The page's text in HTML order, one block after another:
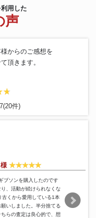
用した
声
からのご感想を
頂きます。
件)
ブソンを購入したのです
、活動が続けられなくな
古くから愛用している1本
いしました。半分捨てる
らの査定は良心的で、想